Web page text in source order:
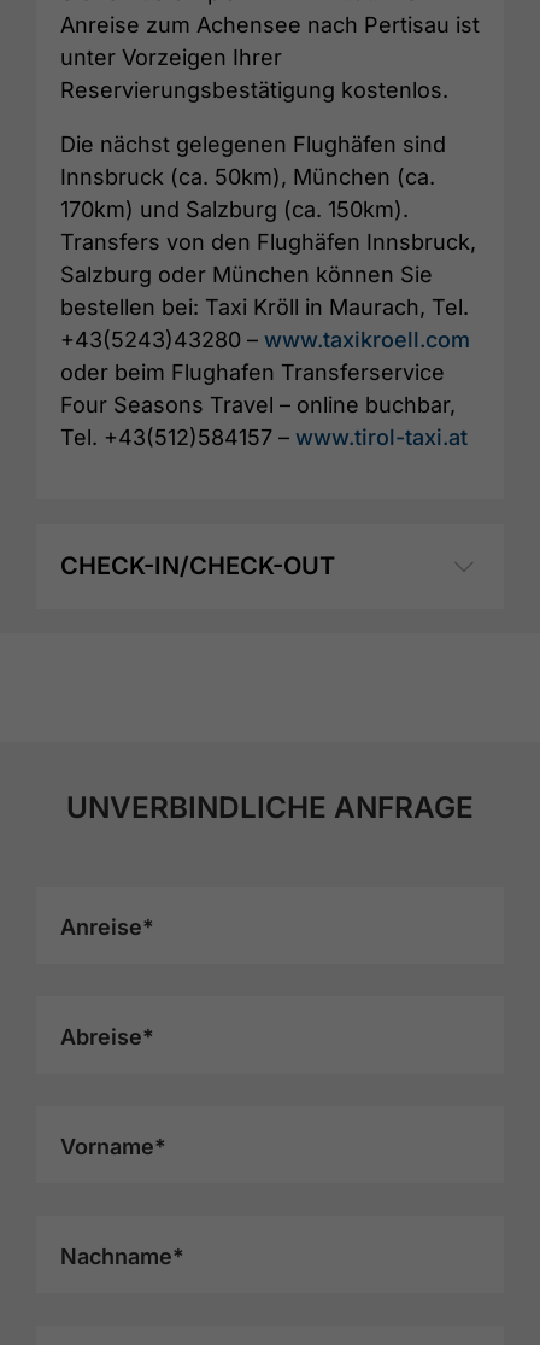
Anreise zum Achensee nach Pertisau ist
unter Vorzeigen Ihrer
Reservierungsbestätigung kostenlos.
Die nächst gelegenen Flughäfen sind
Innsbruck (ca. 50km), München (ca.
170km) und Salzburg (ca. 150km).
Transfers von den Flughäfen Innsbruck,
Salzburg oder München können Sie
bestellen bei: Taxi Kröll in Maurach, Tel.
+43(5243)43280 – www.taxikroell.com
oder beim Flughafen Transferservice
Four Seasons Travel – online buchbar,
Tel. +43(512)584157 – www.tirol-taxi.at
CHECK-IN/CHECK-OUT
UNVERBINDLICHE ANFRAGE
Anreise*
Abreise*
Vorname*
Nachname*